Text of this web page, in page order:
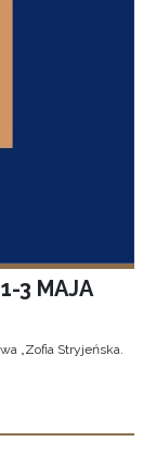
3 MAJA
„Zofia Stryjeńska.